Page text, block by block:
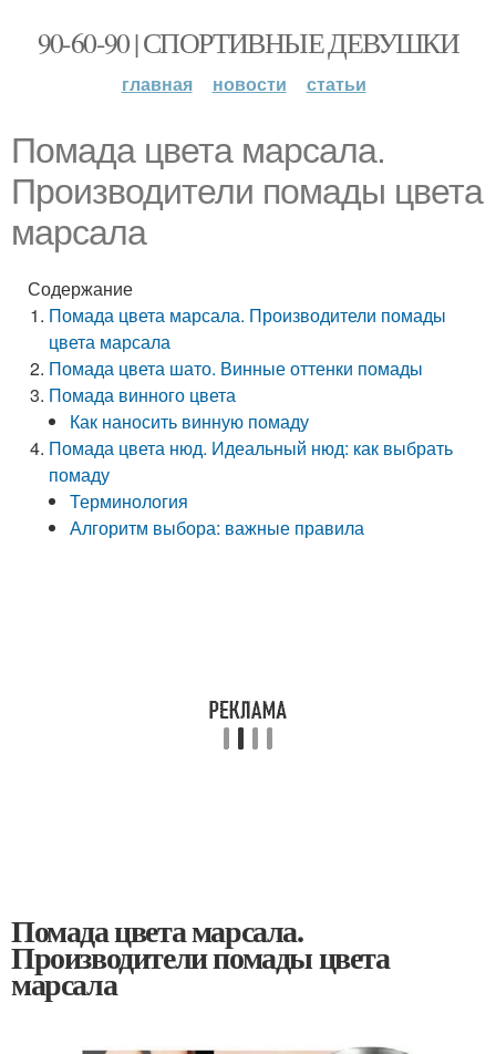
90-60-90 | СПОРТИВНЫЕ ДЕВУШКИ
главная новости статьи
Помада цвета марсала.
Производители помады цвета
марсала
Содержание
Помада цвета марсала. Производители помады
цвета марсала
Помада цвета шато. Винные оттенки помады
Помада винного цвета
Как наносить винную помаду
Помада цвета нюд. Идеальный нюд: как выбрать
помаду
Терминология
Алгоритм выбора: важные правила
Помада цвета марсала.
Производители помады цвета
марсала